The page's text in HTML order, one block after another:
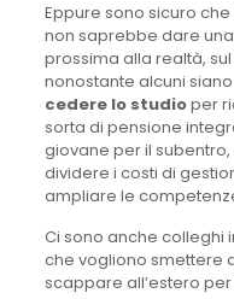
Eppure sono sicuro
non saprebbe dare
prossima alla realtà,
nonostante alcuni
cedere lo studioper
sorta di pensione
giovane per il
dividere i costi di
ampliare le
Ci sono anche colleghi
che vogliono smettere
scappare all’estero